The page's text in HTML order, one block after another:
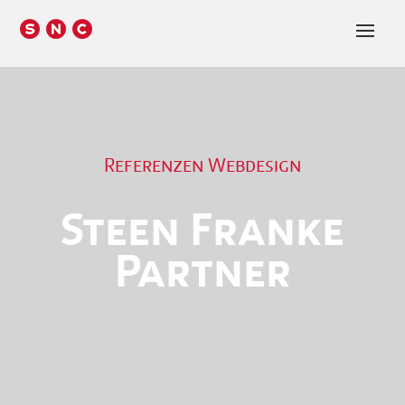
Referenzen Webdesign
Steen Franke
Partner